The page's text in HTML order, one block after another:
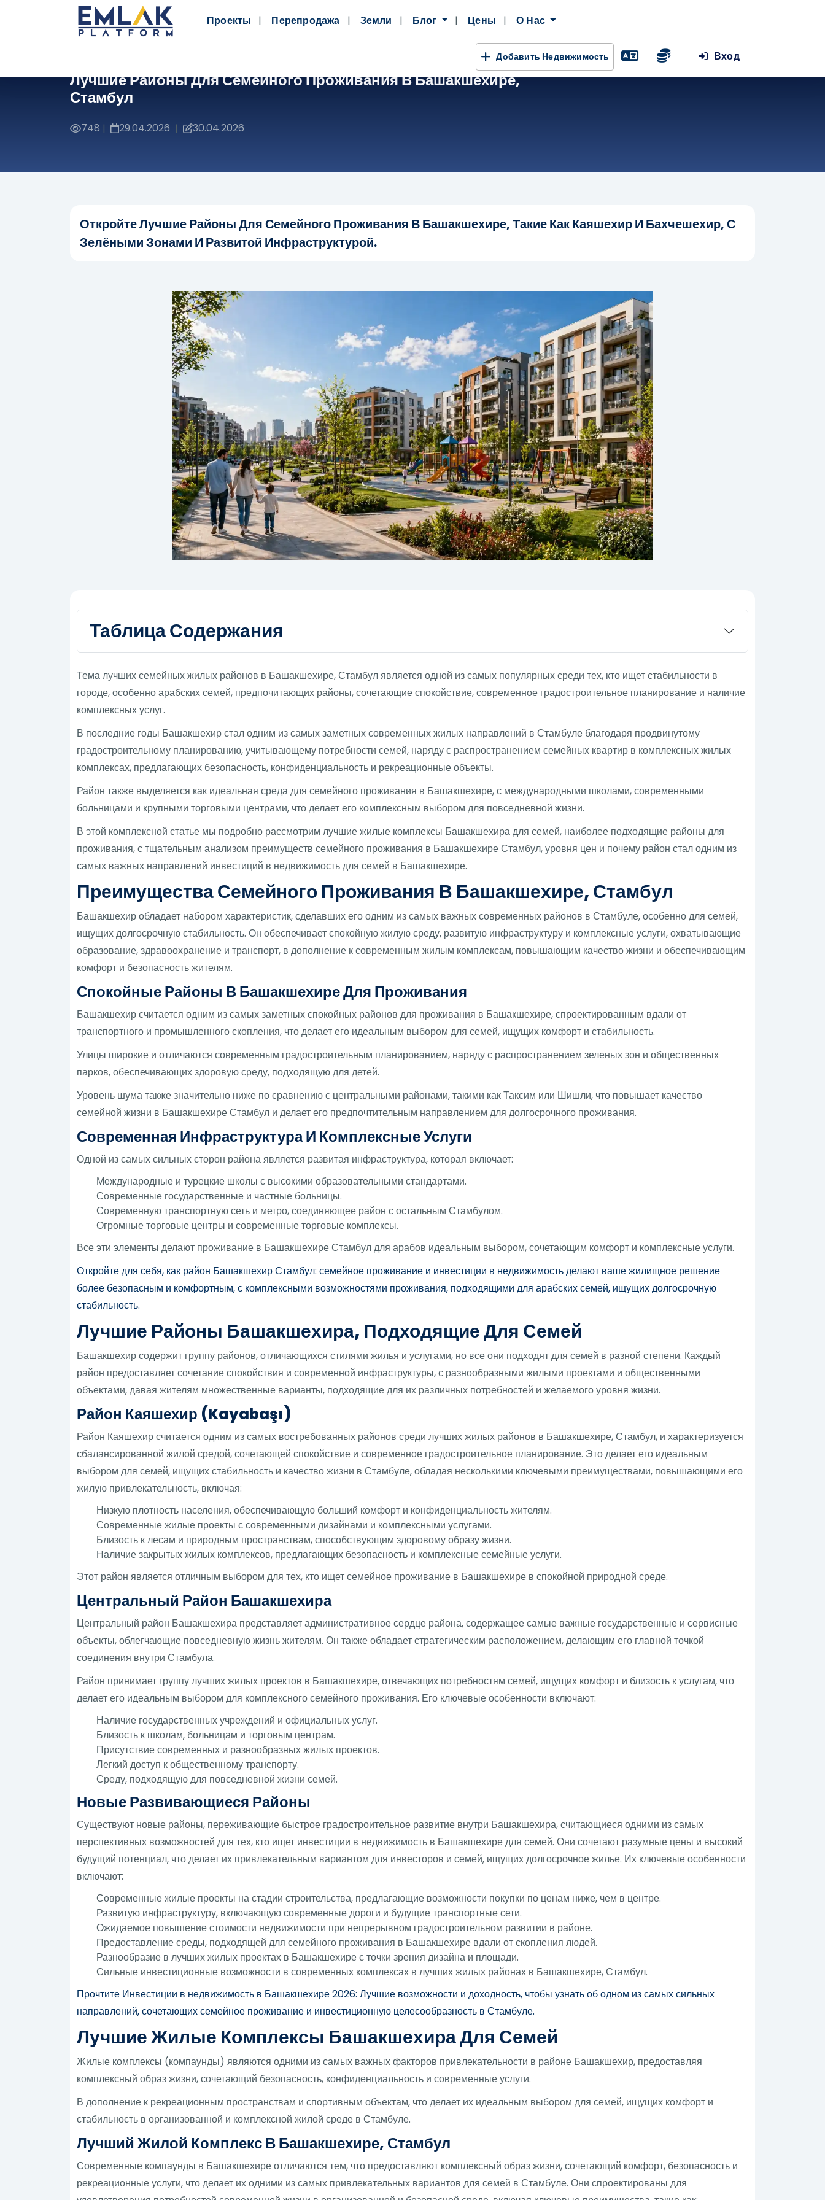
Проекты Перепродажа Земли Блог Цены О Нас
Добавить Недвижимость Вход
Лучшие Районы Для Семейного Проживания В Башакшехире,
Стамбул
748 | 29.04.2026 | 30.04.2026
Откройте Лучшие Районы Для Семейного Проживания В Башакшехире, Такие Как Каяшехир И Бахчешехир, С
Зелёными Зонами И Развитой Инфраструктурой.
Таблица Содержания
Тема лучших семейных жилых районов в Башакшехире, Стамбул является одной из самых популярных среди тех, кто ищет стабильности в
городе, особенно арабских семей, предпочитающих районы, сочетающие спокойствие, современное градостроительное планирование и наличие
комплексных услуг.
В последние годы Башакшехир стал одним из самых заметных современных жилых направлений в Стамбуле благодаря продвинутому
градостроительному планированию, учитывающему потребности семей, наряду с распространением семейных квартир в комплексных жилых
комплексах, предлагающих безопасность, конфиденциальность и рекреационные объекты.
Район также выделяется как идеальная среда для семейного проживания в Башакшехире, с международными школами, современными
больницами и крупными торговыми центрами, что делает его комплексным выбором для повседневной жизни.
В этой комплексной статье мы подробно рассмотрим лучшие жилые комплексы Башакшехира для семей, наиболее подходящие районы для
проживания, с тщательным анализом преимуществ семейного проживания в Башакшехире Стамбул, уровня цен и почему район стал одним из
самых важных направлений инвестиций в недвижимость для семей в Башакшехире.
Преимущества Семейного Проживания В Башакшехире, Стамбул
Башакшехир обладает набором характеристик, сделавших его одним из самых важных современных районов в Стамбуле, особенно для семей,
ищущих долгосрочную стабильность. Он обеспечивает спокойную жилую среду, развитую инфраструктуру и комплексные услуги, охватывающие
образование, здравоохранение и транспорт, в дополнение к современным жилым комплексам, повышающим качество жизни и обеспечивающим
комфорт и безопасность жителям.
Спокойные Районы В Башакшехире Для Проживания
Башакшехир считается одним из самых заметных спокойных районов для проживания в Башакшехире, спроектированным вдали от
транспортного и промышленного скопления, что делает его идеальным выбором для семей, ищущих комфорт и стабильность.
Улицы широкие и отличаются современным градостроительным планированием, наряду с распространением зеленых зон и общественных
парков, обеспечивающих здоровую среду, подходящую для детей.
Уровень шума также значительно ниже по сравнению с центральными районами, такими как Таксим или Шишли, что повышает качество
семейной жизни в Башакшехире Стамбул и делает его предпочтительным направлением для долгосрочного проживания.
Современная Инфраструктура И Комплексные Услуги
Одной из самых сильных сторон района является развитая инфраструктура, которая включает:
Международные и турецкие школы с высокими образовательными стандартами.
Современные государственные и частные больницы.
Современную транспортную сеть и метро, соединяющее район с остальным Стамбулом.
Огромные торговые центры и современные торговые комплексы.
Все эти элементы делают проживание в Башакшехире Стамбул для арабов идеальным выбором, сочетающим комфорт и комплексные услуги.
Откройте для себя, как район Башакшехир Стамбул: семейное проживание и инвестиции в недвижимость делают ваше жилищное решение
более безопасным и комфортным, с комплексными возможностями проживания, подходящими для арабских семей, ищущих долгосрочную
стабильность.
Лучшие Районы Башакшехира, Подходящие Для Семей
Башакшехир содержит группу районов, отличающихся стилями жилья и услугами, но все они подходят для семей в разной степени. Каждый
район предоставляет сочетание спокойствия и современной инфраструктуры, с разнообразными жилыми проектами и общественными
объектами, давая жителям множественные варианты, подходящие для их различных потребностей и желаемого уровня жизни.
Район Каяшехир (Kayabaşı)
Район Каяшехир считается одним из самых востребованных районов среди лучших жилых районов в Башакшехире, Стамбул, и характеризуется
сбалансированной жилой средой, сочетающей спокойствие и современное градостроительное планирование. Это делает его идеальным
выбором для семей, ищущих стабильность и качество жизни в Стамбуле, обладая несколькими ключевыми преимуществами, повышающими его
жилую привлекательность, включая:
Низкую плотность населения, обеспечивающую больший комфорт и конфиденциальность жителям.
Современные жилые проекты с современными дизайнами и комплексными услугами.
Близость к лесам и природным пространствам, способствующим здоровому образу жизни.
Наличие закрытых жилых комплексов, предлагающих безопасность и комплексные семейные услуги.
Этот район является отличным выбором для тех, кто ищет семейное проживание в Башакшехире в спокойной природной среде.
Центральный Район Башакшехира
Центральный район Башакшехира представляет административное сердце района, содержащее самые важные государственные и сервисные
объекты, облегчающие повседневную жизнь жителям. Он также обладает стратегическим расположением, делающим его главной точкой
соединения внутри Стамбула.
Район принимает группу лучших жилых проектов в Башакшехире, отвечающих потребностям семей, ищущих комфорт и близость к услугам, что
делает его идеальным выбором для комплексного семейного проживания. Его ключевые особенности включают:
Наличие государственных учреждений и официальных услуг.
Близость к школам, больницам и торговым центрам.
Присутствие современных и разнообразных жилых проектов.
Легкий доступ к общественному транспорту.
Среду, подходящую для повседневной жизни семей.
Новые Развивающиеся Районы
Существуют новые районы, переживающие быстрое градостроительное развитие внутри Башакшехира, считающиеся одними из самых
перспективных возможностей для тех, кто ищет инвестиции в недвижимость в Башакшехире для семей. Они сочетают разумные цены и высокий
будущий потенциал, что делает их привлекательным вариантом для инвесторов и семей, ищущих долгосрочное жилье. Их ключевые особенности
включают:
Современные жилые проекты на стадии строительства, предлагающие возможности покупки по ценам ниже, чем в центре.
Развитую инфраструктуру, включающую современные дороги и будущие транспортные сети.
Ожидаемое повышение стоимости недвижимости при непрерывном градостроительном развитии в районе.
Предоставление среды, подходящей для семейного проживания в Башакшехире вдали от скопления людей.
Разнообразие в лучших жилых проектах в Башакшехире с точки зрения дизайна и площади.
Сильные инвестиционные возможности в современных комплексах в лучших жилых районах в Башакшехире, Стамбул.
Прочтите Инвестиции в недвижимость в Башакшехире 2026: Лучшие возможности и доходность, чтобы узнать об одном из самых сильных
направлений, сочетающих семейное проживание и инвестиционную целесообразность в Стамбуле.
Лучшие Жилые Комплексы Башакшехира Для Семей
Жилые комплексы (компаунды) являются одними из самых важных факторов привлекательности в районе Башакшехир, предоставляя
комплексный образ жизни, сочетающий безопасность, конфиденциальность и современные услуги.
В дополнение к рекреационным пространствам и спортивным объектам, что делает их идеальным выбором для семей, ищущих комфорт и
стабильность в организованной и комплексной жилой среде в Стамбуле.
Лучший Жилой Комплекс В Башакшехире, Стамбул
Современные компаунды в Башакшехире отличаются тем, что предоставляют комплексный образ жизни, сочетающий комфорт, безопасность и
рекреационные услуги, что делает их одними из самых привлекательных вариантов для семей в Стамбуле. Они спроектированы для